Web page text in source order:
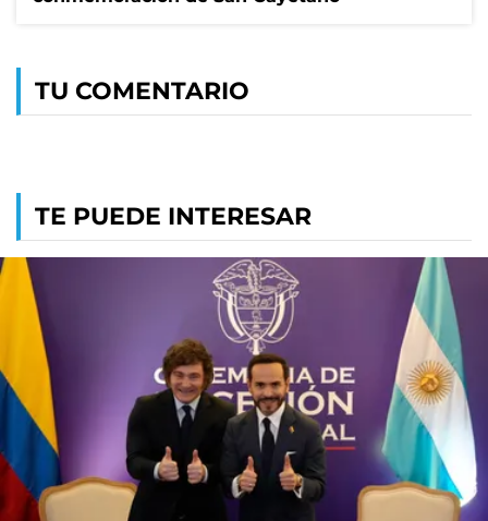
TU COMENTARIO
TE PUEDE INTERESAR